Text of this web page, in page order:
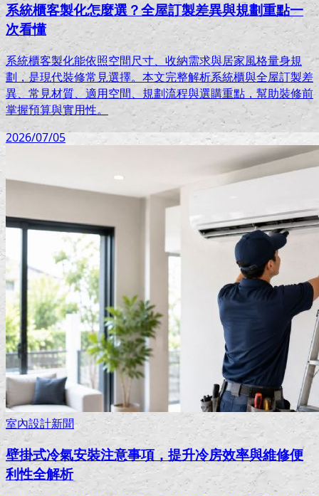
系統櫃客製化怎麼選？全屋訂製差異與規劃重點一
次看懂
系統櫃客製化能依照空間尺寸、收納需求與居家風格量身規
劃，是現代裝修常見選擇。本文完整解析系統櫃與全屋訂製差
異、常見材質、適用空間、規劃流程與選購重點，幫助裝修前
掌握預算與實用性。
2026/07/05
室內設計新聞
壁掛式冷氣安裝注意事項，提升冷房效率與維修便
利性全解析